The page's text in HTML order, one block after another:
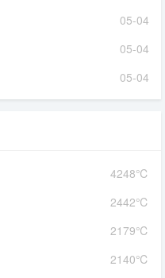
05-04
05-04
05-04
4248℃
2442℃
2179℃
2140℃